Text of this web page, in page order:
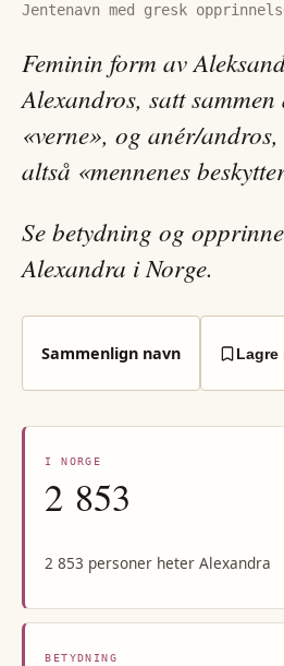
Jentenavn med gresk
Feminin form av
Alexandros, satt sammen
«verne», og anér/
altså «mennenes
Se betydning og
Alexandra i Norge.
Sammenlign navn Lagre
I NORGE
2 853
2 853 personer heter Alexandra
BETYDNING